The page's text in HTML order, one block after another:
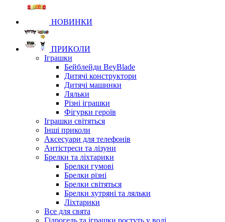
НОВИНКИ
ПРИКОЛИ
Іграшки
Бейблейди BeyBlade
Дитячі конструктори
Дитячі машинки
Ляльки
Різні іграшки
Фігурки героїв
Іграшки світяться
Інші приколи
Аксесуари для телефонів
Антістреси та лізуни
Брелки та ліхтарики
Брелки гумові
Брелки різні
Брелки світяться
Брелки хутряні та ляльки
Ліхтарики
Все для свята